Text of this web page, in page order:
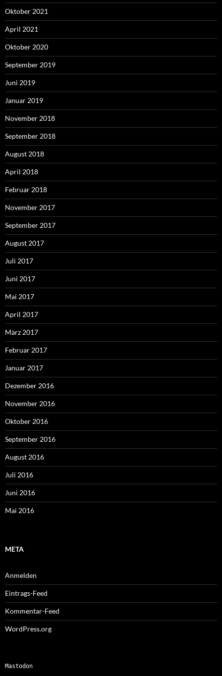
Oktober 2021
April 2021
Oktober 2020
September 2019
Juni 2019
Januar 2019
November 2018
September 2018
August 2018
April 2018
Februar 2018
November 2017
September 2017
August 2017
Juli 2017
Juni 2017
Mai 2017
April 2017
März 2017
Februar 2017
Januar 2017
Dezember 2016
November 2016
Oktober 2016
September 2016
August 2016
Juli 2016
Juni 2016
Mai 2016
META
Anmelden
Eintrags-Feed
Kommentar-Feed
WordPress.org
Mastodon